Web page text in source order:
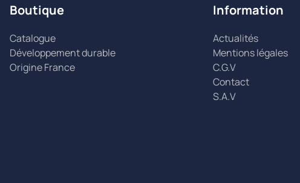
Boutique
Catalogue
Développement durable
Origine France
Information
Actualités
Mentions légales
C.G.V
Contact
S.A.V